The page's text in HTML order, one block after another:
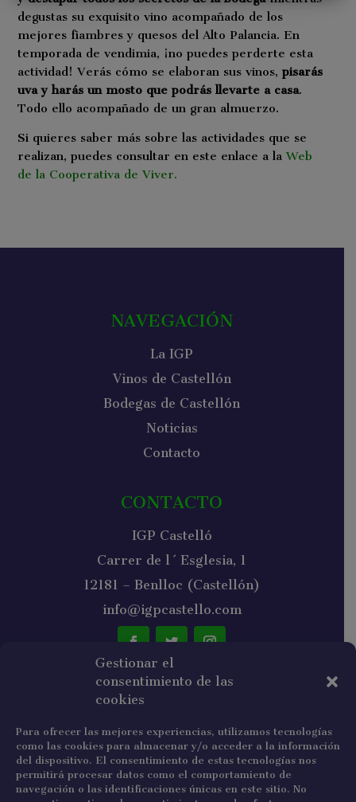
Gestionar el
consentimiento de las
cookies
Para ofrecer las mejores experiencias, utilizamos tecnologías
como las cookies para almacenar y/o acceder a la información
del dispositivo. El consentimiento de estas tecnologías nos
permitirá procesar datos como el comportamiento de
navegación o las identificaciones únicas en este sitio. No
degustas su exquisito vino acompañado de los
mejores fiambres y quesos del Alto Palancia. En
temporada de vendimia, ¡no puedes perderte esta
actividad! Verás cómo se elaboran sus vinos, pisarás
uva y harás un mosto que podrás llevarte a casa.
Todo ello acompañado de un gran almuerzo.
Si quieres saber más sobre las actividades que se
realizan, puedes consultar en este enlace a la Web
de la Cooperativa de Viver.
NAVEGACIÓN
La IGP
Vinos de Castellón
Bodegas de Castellón
Noticias
Contacto
CONTACTO
IGP Castelló
Carrer de l´Esglesia, 1
12181 – Benlloc (Castellón)
info@igpcastello.com
NEWSLETTER
He leído y acepto la política de privacidad.